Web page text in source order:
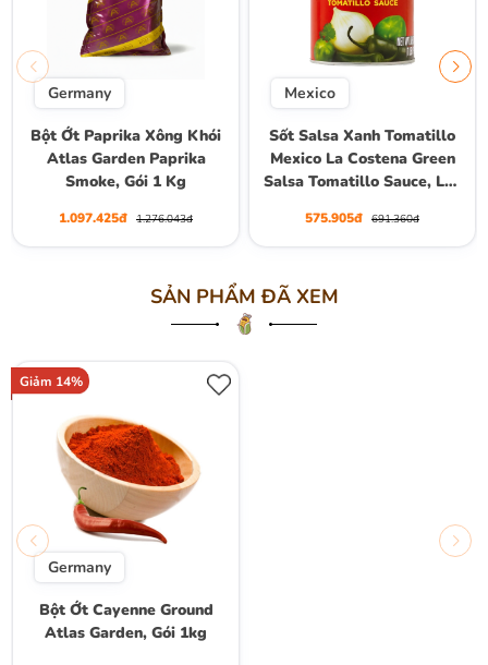
Germany
Bột Ớt Paprika Xông Khói
Atlas Garden Paprika
Smoke, Gói 1 Kg
1.097.425đ 1.276.043đ
Mexico
Sốt Salsa Xanh Tomatillo
Mexico La Costena Green
Salsa Tomatillo Sauce, Lon
575.905đ 691.360đ
SẢN PHẨM ĐÃ XEM
Giảm 14%
Germany
Bột Ớt Cayenne Ground
Atlas Garden, Gói 1kg